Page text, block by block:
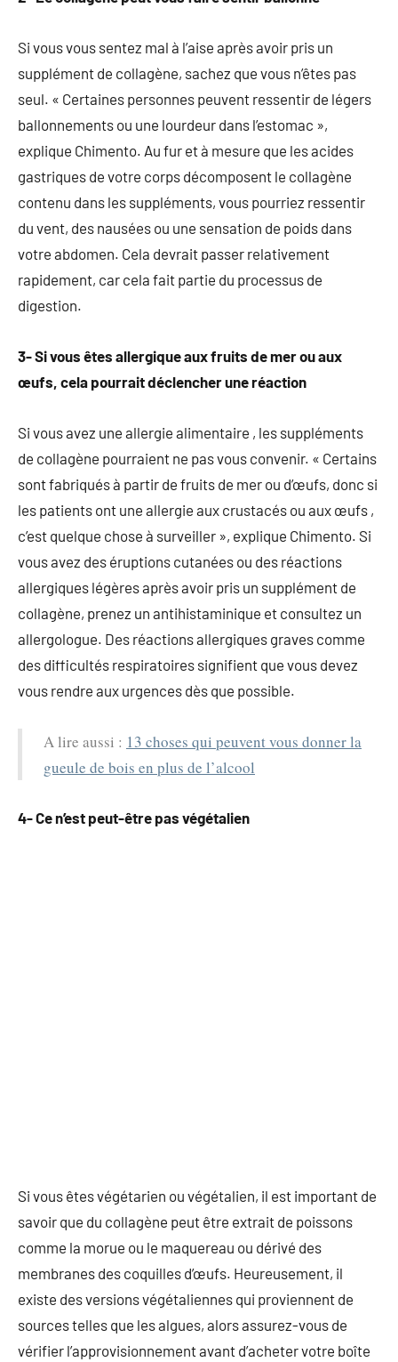
Si vous vous sentez mal à l’aise après avoir pris un
supplément de collagène, sachez que vous n’êtes pas
seul. « Certaines personnes peuvent ressentir de légers
ballonnements ou une lourdeur dans l’estomac »,
explique Chimento. Au fur et à mesure que les acides
gastriques de votre corps décomposent le collagène
contenu dans les suppléments, vous pourriez ressentir
du vent, des nausées ou une sensation de poids dans
votre abdomen. Cela devrait passer relativement
rapidement, car cela fait partie du processus de
digestion.
3- Si vous êtes allergique aux fruits de mer ou aux
œufs, cela pourrait déclencher une réaction
Si vous avez une allergie alimentaire , les suppléments
de collagène pourraient ne pas vous convenir. « Certains
sont fabriqués à partir de fruits de mer ou d’œufs, donc si
les patients ont une allergie aux crustacés ou aux œufs ,
c’est quelque chose à surveiller », explique Chimento. Si
vous avez des éruptions cutanées ou des réactions
allergiques légères après avoir pris un supplément de
collagène, prenez un antihistaminique et consultez un
allergologue. Des réactions allergiques graves comme
des difficultés respiratoires signifient que vous devez
vous rendre aux urgences dès que possible.
A lire aussi : 13 choses qui peuvent vous donner la
gueule de bois en plus de l’alcool
4- Ce n’est peut-être pas végétalien
Si vous êtes végétarien ou végétalien, il est important de
savoir que du collagène peut être extrait de poissons
comme la morue ou le maquereau ou dérivé des
membranes des coquilles d’œufs. Heureusement, il
existe des versions végétaliennes qui proviennent de
sources telles que les algues, alors assurez-vous de
vérifier l’approvisionnement avant d’acheter votre boîte